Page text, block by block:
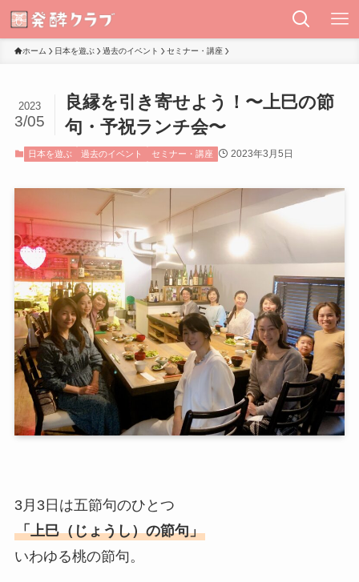
ホーム 日本を遊ぶ 過去のイベント セミナー・講座
良縁を引き寄せよう！〜上巳の節
句・予祝ランチ会〜
2023
3/05
日本を遊ぶ 過去のイベント セミナー・講座 2023年3月5日
3月3日は五節句のひとつ
「上巳（じょうし）の節句」
いわゆる桃の節句。